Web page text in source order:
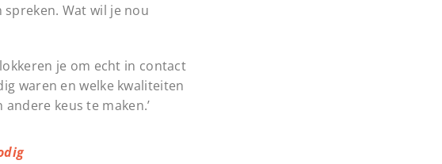
Wat wil je nou
je om echt in contact
waren en welke kwaliteiten
keus te maken.’